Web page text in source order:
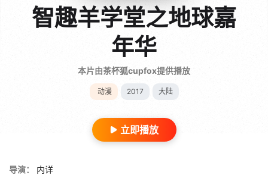
智趣羊学堂之地球嘉
年华
本片由茶杯狐cupfox提供播放
动漫 2017 大陆
立即播放
导演：
内详